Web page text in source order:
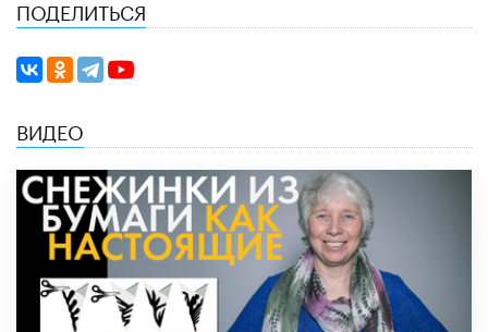
ПОДЕЛИТЬСЯ
ВИДЕО